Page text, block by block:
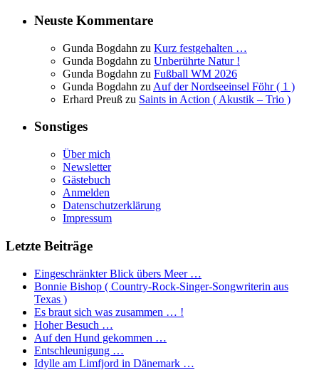
Neuste Kommentare
Gunda Bogdahn zu Kurz festgehalten …
Gunda Bogdahn zu Unberührte Natur !
Gunda Bogdahn zu Fußball WM 2026
Gunda Bogdahn zu Auf der Nordseeinsel Föhr ( 1 )
Erhard Preuß zu Saints in Action ( Akustik – Trio )
Sonstiges
Über mich
Newsletter
Gästebuch
Anmelden
Datenschutzerklärung
Impressum
Letzte Beiträge
Eingeschränkter Blick übers Meer …
Bonnie Bishop ( Country-Rock-Singer-Songwriterin aus
Texas )
Es braut sich was zusammen … !
Hoher Besuch …
Auf den Hund gekommen …
Entschleunigung …
Idylle am Limfjord in Dänemark …